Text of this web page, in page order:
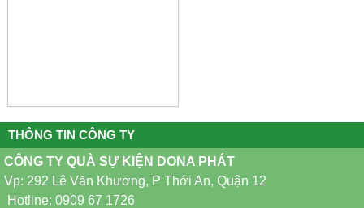
THÔNG TIN CÔNG TY
CÔNG TY QUÀ SỰ KIỆN DONA PHÁT
Vp: 292 Lê Văn Khương, P Thới An, Quận 12
Hotline: 0909 67 1726